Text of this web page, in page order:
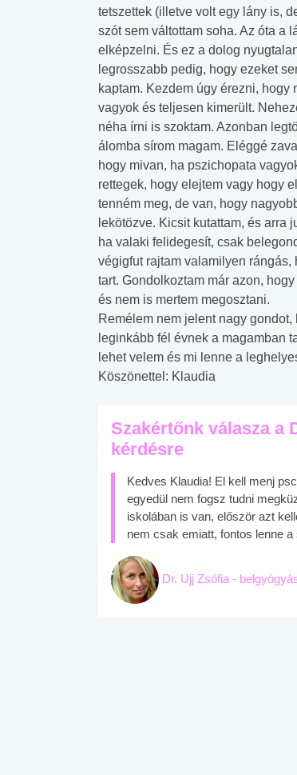
tetszettek (illetve volt egy lány is,
szót sem váltottam soha. Az óta a
elképzelni. És ez a dolog
legrosszabb pedig, hogy ezeket
kaptam. Kezdem úgy érezni,
vagyok és teljesen kimerült.
néha írni is szoktam. Azonban
álomba sírom magam. Eléggé
hogy mivan, ha pszichopata
rettegek, hogy elejtem vagy hogy
tenném meg, de van, hogy
lekötözve. Kicsit kutattam, és arra
ha valaki felidegesít, csak
végigfut rajtam valamilyen
tart. Gondolkoztam már azon,
és nem is mertem megosztani.
Remélem nem jelent nagy
leginkább fél évnek a magamban
lehet velem és mi lenne a
Köszönettel: Klaudia
Szakértőnk válasza a
kérdésre
Kedves Klaudia! El kell menj
egyedül nem fogsz tudni
iskolában is van, először azt
nem csak emiatt, fontos lenne
Dr. Ujj Zsófia -